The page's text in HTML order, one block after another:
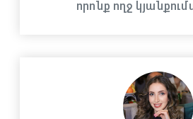
որոնք ողջ